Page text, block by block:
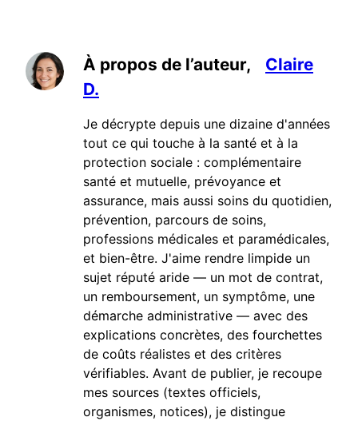
À propos de l’auteur,
Claire
D.
Je décrypte depuis une dizaine d'années
tout ce qui touche à la santé et à la
protection sociale : complémentaire
santé et mutuelle, prévoyance et
assurance, mais aussi soins du quotidien,
prévention, parcours de soins,
professions médicales et paramédicales,
et bien-être. J'aime rendre limpide un
sujet réputé aride — un mot de contrat,
un remboursement, un symptôme, une
démarche administrative — avec des
explications concrètes, des fourchettes
de coûts réalistes et des critères
vérifiables. Avant de publier, je recoupe
mes sources (textes officiels,
organismes, notices), je distingue